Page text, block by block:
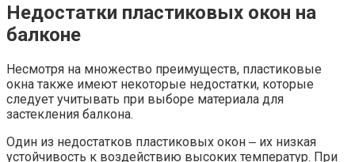
Недостатки пластиковых окон на
балконе
Несмотря на множество преимуществ, пластиковые
окна также имеют некоторые недостатки, которые
следует учитывать при выборе материала для
застекления балкона.​
Один из недостатков пластиковых окон ‒ их низкая
устойчивость к воздействию высоких температур.​ При